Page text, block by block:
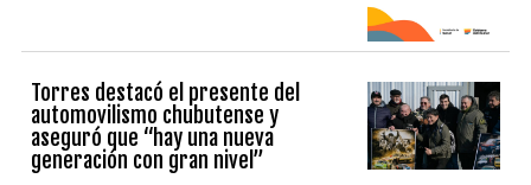
Torres destacó el presente del
automovilismo chubutense y
aseguró que “hay una nueva
generación con gran nivel”